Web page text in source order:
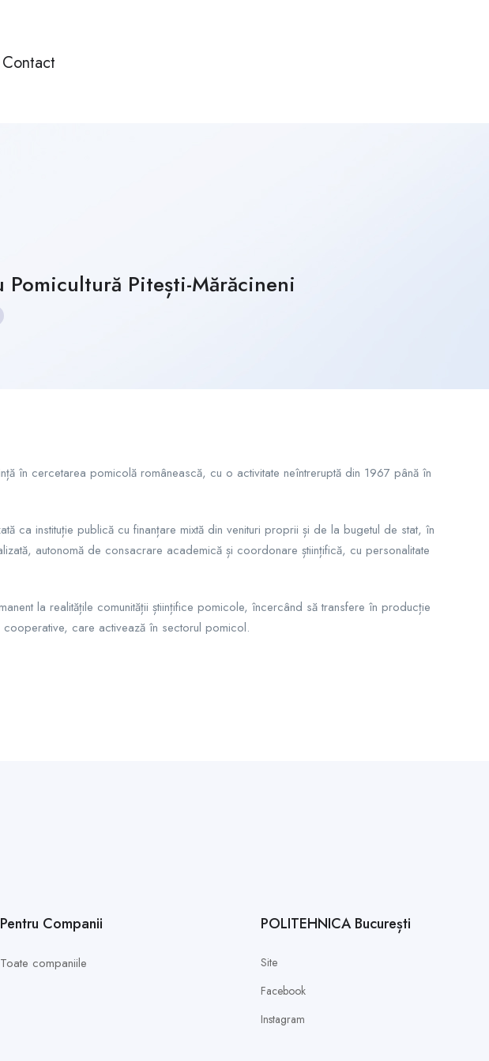
Contact
Pitești-Mărăcineni
în cercetarea pomicolă românească, cu o activitate neîntreruptă din 1967 până în
instituție publică cu finanțare mixtă din venituri proprii și de la bugetul de stat, în
autonomă de consacrare academică și coordonare științifică, cu personalitate
la realitățile comunității științifice pomicole, încercând să transfere în producție
care activează în sectorul pomicol.
Pentru Companii
Toate companiile
POLITEHNICA București
Site
Facebook
Instagram